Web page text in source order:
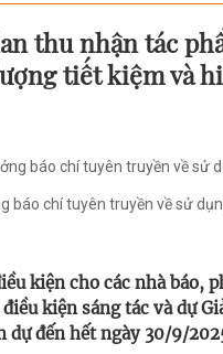
thu nhận tác
tiết kiệm và
báo chí tuyên truyền về sử
báo chí tuyên truyền về sử
kiện cho các nhà báo,
kiện sáng tác và dự
dự đến hết ngày 30/9/